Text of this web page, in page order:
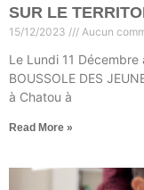
SUR LE
15/12/2023 Aucun
Le Lundi 11
BOUSSOLE DES
à Chatou à
Read More »